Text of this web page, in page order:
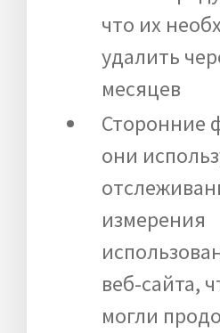
что их
удалить
месяцев
Сторонние
они
измерения
веб-сайта,
могли